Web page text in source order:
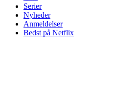
Serier
Nyheder
Anmeldelser
Bedst på Netflix